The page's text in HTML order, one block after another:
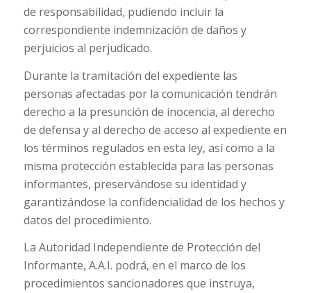
de responsabilidad, pudiendo incluir la
correspondiente indemnización de daños y
perjuicios al perjudicado.
Durante la tramitación del expediente las
personas afectadas por la comunicación tendrán
derecho a la presunción de inocencia, al derecho
de defensa y al derecho de acceso al expediente en
los términos regulados en esta ley, así como a la
misma protección establecida para las personas
informantes, preservándose su identidad y
garantizándose la confidencialidad de los hechos y
datos del procedimiento.
La Autoridad Independiente de Protección del
Informante, A.A.I. podrá, en el marco de los
procedimientos sancionadores que instruya,